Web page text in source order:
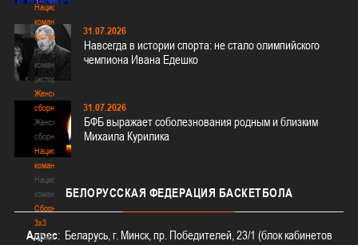
Национальная
команда
(история)
Национальная
команда
(история)
Женские
сборные
Женские
сборные
Национальная
команда
Национальная
команда
Сборные
3х3
Сборные
31.07.2026
Навсегда в истории спорта: не стало олимпийского
чемпиона Ивана Едешко
31.07.2026
БФБ выражает соболезнования родным и близким
Михаила Курилика
БЕЛОРУССКАЯ ФЕДЕРАЦИЯ БАСКЕТБОЛА
Адрес: Беларусь, г. Минск, пр. Победителей, 23/1 (блок кабинетов